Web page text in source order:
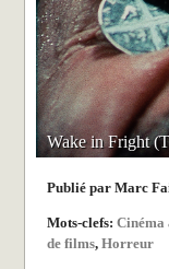
Wake in Fright
Publié par Marc
Mots-clefs:
de films,Horreur